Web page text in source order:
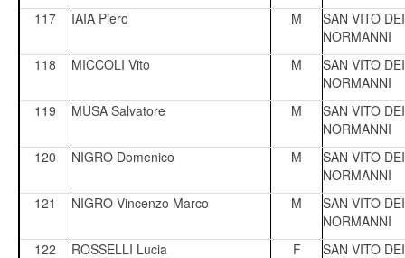
117
IAIA Piero M
SAN VITO DEI
NORMANNI
118
MICCOLI Vito M
SAN VITO DEI
NORMANNI
119
MUSA Salvatore M
SAN VITO DEI
NORMANNI
120
NIGRO Domenico M
SAN VITO DEI
NORMANNI
121
NIGRO Vincenzo Marco M
SAN VITO DEI
NORMANNI
122
ROSSELLI Lucia F
SAN VITO DEI